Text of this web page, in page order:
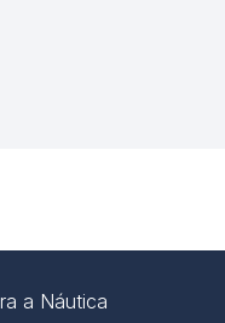
a Náutica